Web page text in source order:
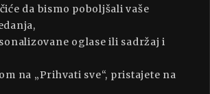
da bismo poboljšali vaše
oglase ili sadržaj i
na „Prihvati sve“, pristajete na